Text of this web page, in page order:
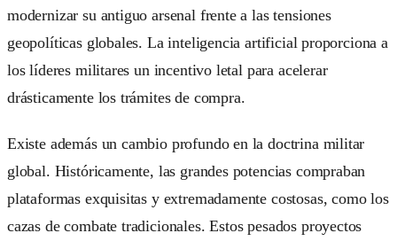
modernizar su antiguo arsenal frente a las tensiones
geopolíticas globales. La inteligencia artificial proporciona a
los líderes militares un incentivo letal para acelerar
drásticamente los trámites de compra.
Existe además un cambio profundo en la doctrina militar
global. Históricamente, las grandes potencias compraban
plataformas exquisitas y extremadamente costosas, como los
cazas de combate tradicionales. Estos pesados proyectos